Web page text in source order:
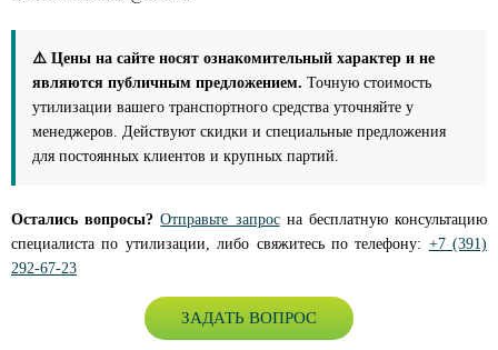
⚠️ Цены на сайте носят ознакомительный характер и не
являются публичным предложением. Точную стоимость
утилизации вашего транспортного средства уточняйте у
менеджеров. Действуют скидки и специальные предложения
для постоянных клиентов и крупных партий.
Остались вопросы? Отправьте запросна бесплатную консультацию
специалиста по утилизации, либо свяжитесь по телефону: +7 (391)
292-67-23
ЗАДАТЬ ВОПРОС